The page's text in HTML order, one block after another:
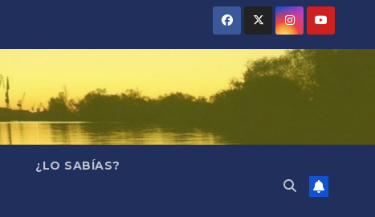
¿LO SABÍAS?